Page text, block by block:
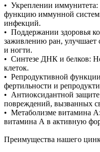
• Укреплении
функцию иммунной
инфекций.
• Поддержании здоровья
заживлению ран, улучшает
и ногти.
• Синтезе ДНК и белков:
клеток.
• Репродуктивной
фертильности и
• Антиоксидантной
повреждений, вызванных
• Метаболизме витамина
витамина А в активную
Преимущества нашего